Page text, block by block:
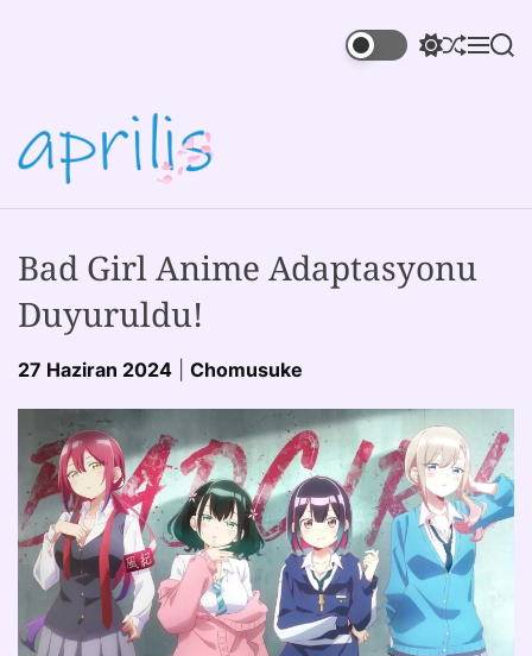
Bad Girl Anime Adaptasyonu
Duyuruldu!
27 Haziran 2024 Chomusuke